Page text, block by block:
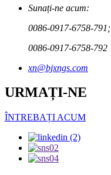
Sunați-ne acum:
0086-0917-6758-791;
0086-0917-6758-792
xn@bjxngs.com
URMAȚI-NE
ÎNTREBAȚI ACUM